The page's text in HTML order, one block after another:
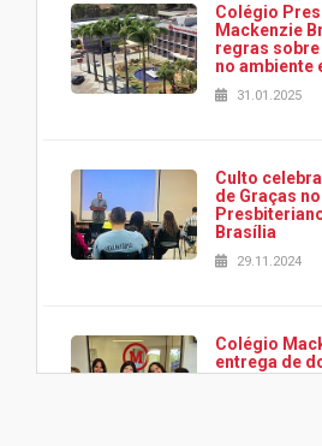
Colégio
Mackenzie
regras
no ambiente
31.01.2025
Culto
de Graças
Brasília
29.11.2024
Colégio
entrega de
associação